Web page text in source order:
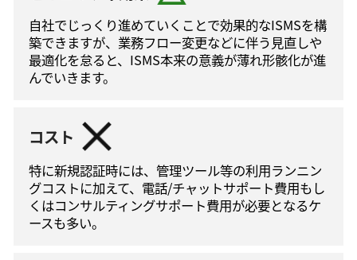
自社でじっくり進めていくことで効果的なISMSを構
築できますが、業務フロー変更などに伴う⾒直しや
最適化を怠ると、ISMS本来の意義が薄れ形骸化が進
んでいきます。
コスト
特に新規認証時には、管理ツール等の利⽤ランニン
グコストに加えて、電話/チャットサポート費⽤もし
くはコンサルティングサポート費⽤が必要となるケ
ースも多い。